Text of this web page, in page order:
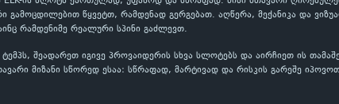
გამოცდილებით წყვეტთ, რამდენად გერგებათ. აღწერა, მექანიკა და
რამდენიმე რეალური სპინი გაძლევთ.
შეადარეთ იგივე პროვაიდერის სხვა სლოტებს და აირჩიეთ ის
მიზანი სწორედ ესაა: სწრაფად, მარტივად და რისკის გარეშე